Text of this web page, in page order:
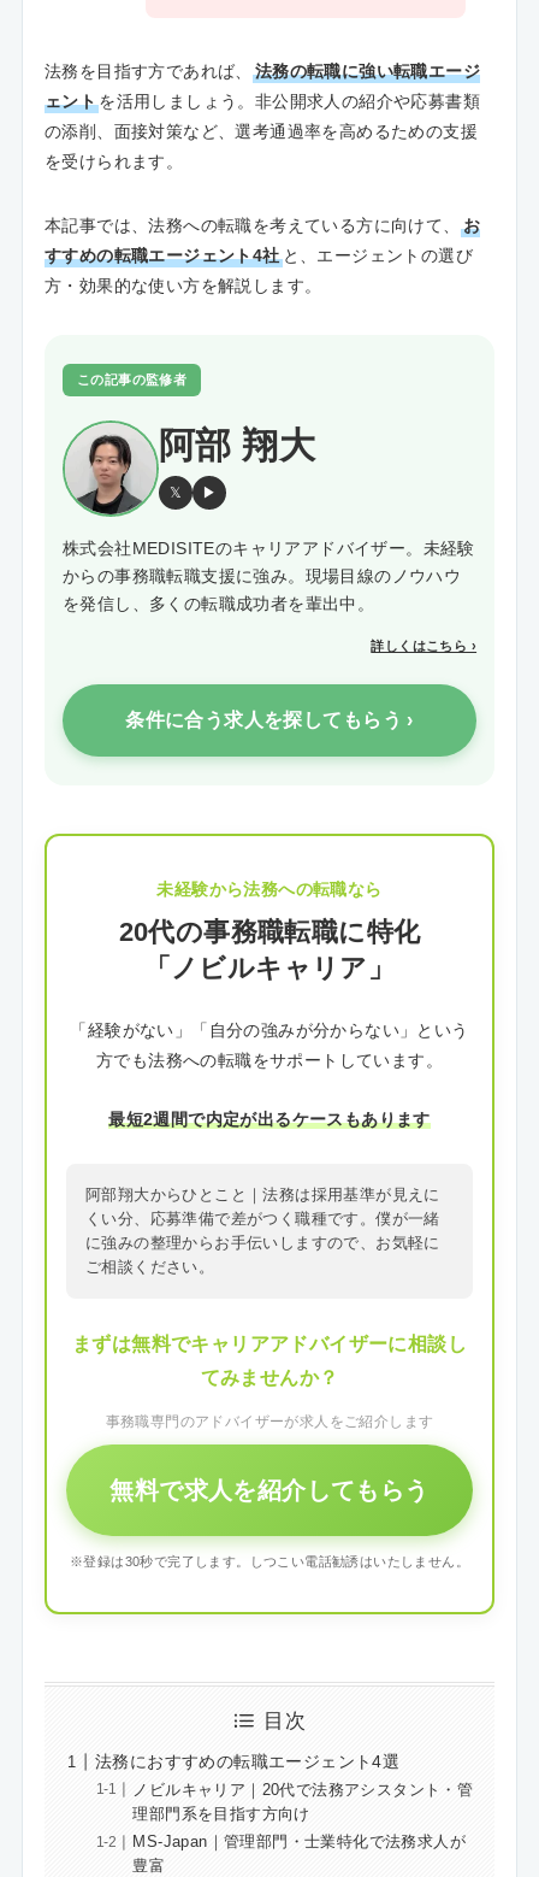
法務を目指す方であれば、
法務の転職に強い転職エージ
ェントを活用しましょう。非公開求人の紹介や応募書類
の添削、面接対策など、選考通過率を高めるための支援
を受けられます。
本記事では、法務への転職を考えている方に向けて、
お
すすめの転職エージェント4社と、エージェントの選び
方・効果的な使い方を解説します。
この記事の監修者
阿部 翔大
𝕏 ▶
株式会社MEDISITEのキャリアアドバイザー。未経験
からの事務職転職支援に強み。現場目線のノウハウ
を発信し、多くの転職成功者を輩出中。
詳しくはこちら ›
条件に合う求人を探してもらう ›
未経験から法務への転職なら
20代の事務職転職に特化
「ノビルキャリア」
「経験がない」「自分の強みが分からない」という
方でも法務への転職をサポートしています。
最短2週間で内定が出るケースもあります
阿部翔大からひとこと｜法務は採用基準が見えに
くい分、応募準備で差がつく職種です。僕が一緒
に強みの整理からお手伝いしますので、お気軽に
ご相談ください。
まずは無料でキャリアアドバイザーに相談し
てみませんか？
事務職専門のアドバイザーが求人をご紹介します
無料で求人を紹介してもらう
※登録は30秒で完了します。しつこい電話勧誘はいたしません。
目次
法務におすすめの転職エージェント4選
ノビルキャリア｜20代で法務アシスタント・管
理部門系を目指す方向け
MS-Japan｜管理部門・士業特化で法務求人が
豊富